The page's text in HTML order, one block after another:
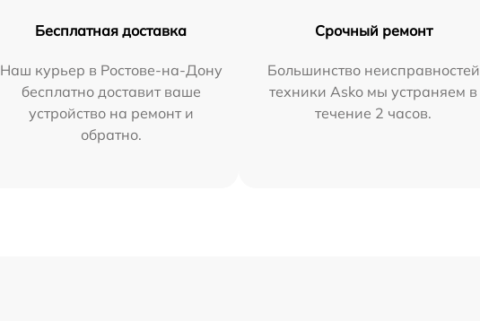
Бесплатная доставка
Наш курьер в Ростове-на-Дону
бесплатно доставит ваше
устройство на ремонт и
обратно.
Срочный ремонт
Большинство неисправностей
техники Asko мы устраняем в
течение 2 часов.